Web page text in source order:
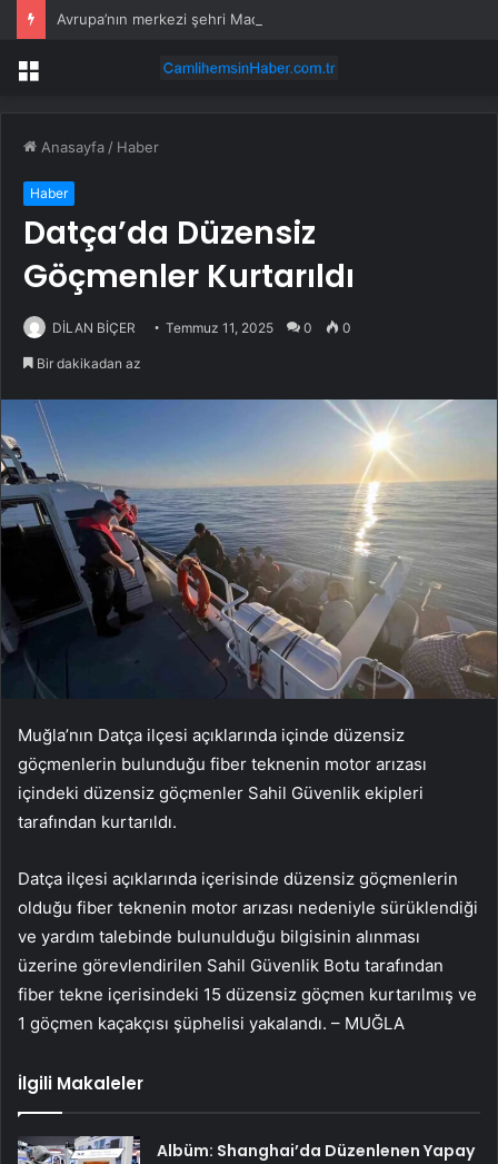
Menü
Anasayfa / Haber
Haber
Datça’da Düzensiz
Göçmenler Kurtarıldı
DİLAN BİÇER Temmuz 11, 2025 0 0
Bir dakikadan az
Muğla’nın Datça ilçesi açıklarında içinde düzensiz
göçmenlerin bulunduğu fiber teknenin motor arızası
içindeki düzensiz göçmenler Sahil Güvenlik ekipleri
tarafından kurtarıldı.
Datça ilçesi açıklarında içerisinde düzensiz göçmenlerin
olduğu fiber teknenin motor arızası nedeniyle sürüklendiği
ve yardım talebinde bulunulduğu bilgisinin alınması
üzerine görevlendirilen Sahil Güvenlik Botu tarafından
fiber tekne içerisindeki 15 düzensiz göçmen kurtarılmış ve
1 göçmen kaçakçısı şüphelisi yakalandı. – MUĞLA
İlgili Makaleler
Albüm: Shanghai’da Düzenlenen Yapay